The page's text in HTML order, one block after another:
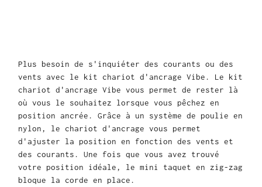
Plus besoin de s'inquiéter des courants ou des
vents avec le kit chariot d'ancrage Vibe. Le kit
chariot d'ancrage Vibe vous permet de rester là
où vous le souhaitez lorsque vous pêchez en
position ancrée. Grâce à un système de poulie en
nylon, le chariot d'ancrage vous permet
d'ajuster la position en fonction des vents et
des courants. Une fois que vous avez trouvé
votre position idéale, le mini taquet en zig-zag
bloque la corde en place.